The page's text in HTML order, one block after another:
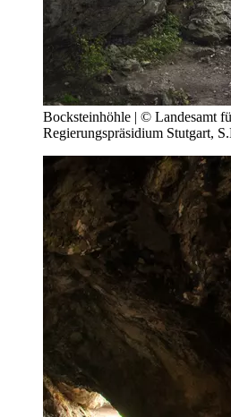
Bocksteinhöhle | © Landesamt
Regierungspräsidium Stutgart,